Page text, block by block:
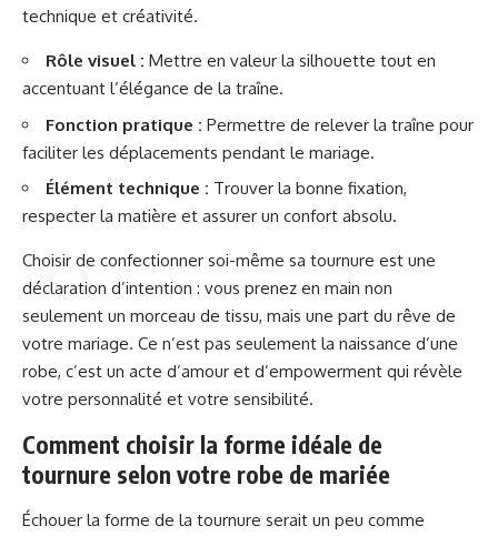
technique et créativité.
Rôle visuel : Mettre en valeur la silhouette tout en
accentuant l’élégance de la traîne.
Fonction pratique : Permettre de relever la traîne pour
faciliter les déplacements pendant le mariage.
Élément technique : Trouver la bonne fixation,
respecter la matière et assurer un confort absolu.
Choisir de confectionner soi-même sa tournure est une
déclaration d’intention : vous prenez en main non
seulement un morceau de tissu, mais une part du rêve de
votre mariage. Ce n’est pas seulement la naissance d’une
robe, c’est un acte d’amour et d’empowerment qui révèle
votre personnalité et votre sensibilité.
Comment choisir la forme idéale de
tournure selon votre robe de mariée
Échouer la forme de la tournure serait un peu comme